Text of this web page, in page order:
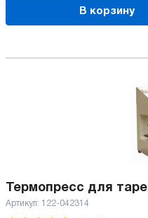
В корзину
Термопресс для
Артикул: 122-042314